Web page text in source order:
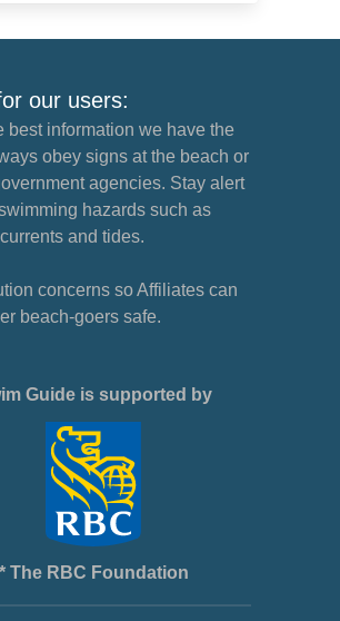
our users:
best information we have the
obey signs at the beach or
agencies. Stay alert
hazards such as
and tides.
concerns so Affiliates can
beach-goers safe.
Guide is supported by
* The RBC Foundation